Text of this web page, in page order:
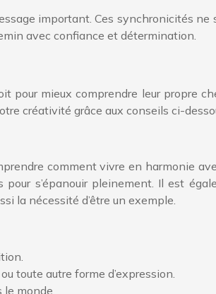
important. Ces synchronicités ne
avec confiance et détermination.
pour mieux comprendre leur propre
créativité grâce aux conseils ci-
comment vivre en harmonie
s’épanouir pleinement. Il est
la nécessité d’être un exemple.
toute autre forme d’expression.
monde.